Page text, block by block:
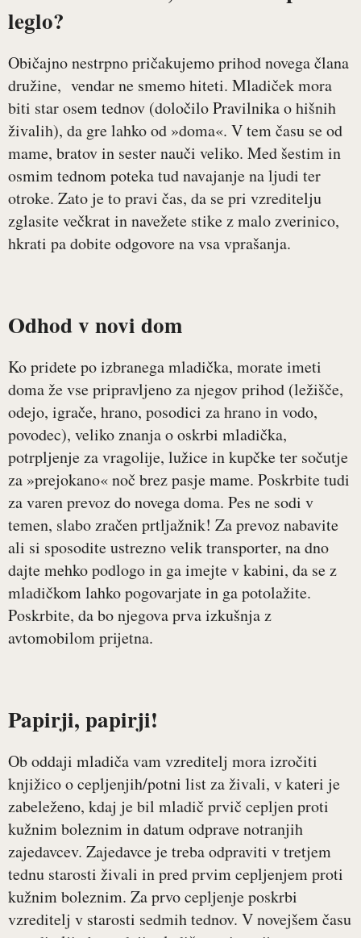
leglo?
Običajno nestrpno pričakujemo prihod novega člana
družine, vendar ne smemo hiteti. Mladiček mora
biti star osem tednov (določilo Pravilnika o hišnih
živalih), da gre lahko od »doma«. V tem času se od
mame, bratov in sester nauči veliko. Med šestim in
osmim tednom poteka tud navajanje na ljudi ter
otroke. Zato je to pravi čas, da se pri vzreditelju
zglasite večkrat in navežete stike z malo zverinico,
hkrati pa dobite odgovore na vsa vprašanja.
Odhod v novi dom
Ko pridete po izbranega mladička, morate imeti
doma že vse pripravljeno za njegov prihod (ležišče,
odejo, igrače, hrano, posodici za hrano in vodo,
povodec), veliko znanja o oskrbi mladička,
potrpljenje za vragolije, lužice in kupčke ter sočutje
za »prejokano« noč brez pasje mame. Poskrbite tudi
za varen prevoz do novega doma. Pes ne sodi v
temen, slabo zračen prtljažnik! Za prevoz nabavite
ali si sposodite ustrezno velik transporter, na dno
dajte mehko podlogo in ga imejte v kabini, da se z
mladičkom lahko pogovarjate in ga potolažite.
Poskrbite, da bo njegova prva izkušnja z
avtomobilom prijetna.
Papirji, papirji!
Ob oddaji mladiča vam vzreditelj mora izročiti
knjižico o cepljenjih/potni list za živali, v kateri je
zabeleženo, kdaj je bil mladič prvič cepljen proti
kužnim boleznim in datum odprave notranjih
zajedavcev. Zajedavce je treba odpraviti v tretjem
tednu starosti živali in pred prvim cepljenjem proti
kužnim boleznim. Za prvo cepljenje poskrbi
vzreditelj v starosti sedmih tednov. V novejšem času